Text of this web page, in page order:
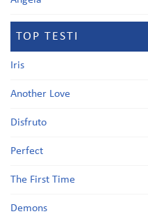
TOP TESTI
Iris
Another Love
Disfruto
Perfect
The First Time
Demons